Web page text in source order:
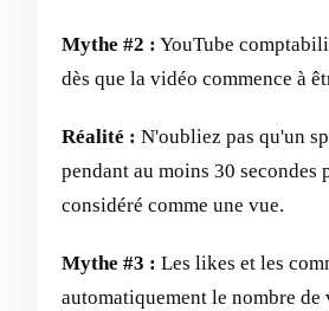
Mythe #2 : YouTube
dès que la vidéo commence à
Réalité : N'oubliez pas qu'un
pendant au moins 30 secondes
considéré comme une vue.
Mythe #3 : Les likes et les
automatiquement le nombre de